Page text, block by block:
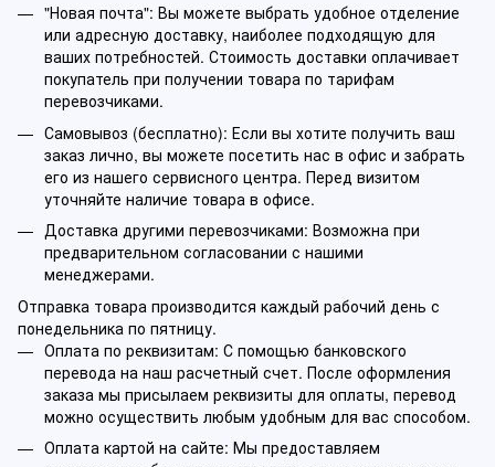
"Новая почта": Вы можете выбрать удобное отделение
или адресную доставку, наиболее подходящую для
ваших потребностей. Стоимость доставки оплачивает
покупатель при получении товара по тарифам
перевозчиками.
Самовывоз (бесплатно): Если вы хотите получить ваш
заказ лично, вы можете посетить нас в офис и забрать
его из нашего сервисного центра. Перед визитом
уточняйте наличие товара в офисе.
Доставка другими перевозчиками: Возможна при
предварительном согласовании с нашими
менеджерами.
Отправка товара производится каждый рабочий день с
понедельника по пятницу.
Оплата по реквизитам: С помощью банковского
перевода на наш расчетный счет. После оформления
заказа мы присылаем реквизиты для оплаты, перевод
можно осуществить любым удобным для вас способом.
Оплата картой на сайте: Мы предоставляем